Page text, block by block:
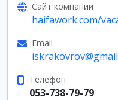
Сайт компании
haifawork.com/
Email
Телефон
053-738-79-79